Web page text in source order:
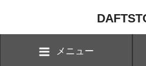
メニュー